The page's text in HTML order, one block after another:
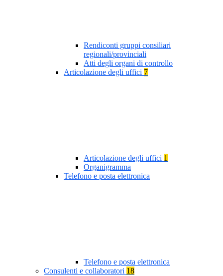
Rendiconti gruppi consiliari
regionali/provinciali
Atti degli organi di controllo
Articolazione degli uffici 7
Articolazione degli uffici 1
Organigramma
Telefono e posta elettronica
Telefono e posta elettronica
Consulenti e collaboratori 18